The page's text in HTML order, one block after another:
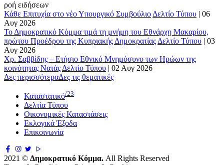
ροή ειδήσεων
Κάθε Επιτυχία στο νέο Υπουργικό Συμβούλιο Δελτίο Τύπου | 06
Αυγ 2026
Το Δημοκρατικό Κόμμα τιμά τη μνήμη του Εθνάρχη Μακαρίου,
πρώτου Προέδρου της Κυπριακής Δημοκρατίας Δελτίο Τύπου | 03
Αυγ 2026
Χρ. Σαββίδης – Ετήσιο Εθνικό Μνημόσυνο των Ηρώων της
κοινότητας Νατάς Δελτίο Τύπου | 02 Αυγ 2026
Δες περισσότεραΔες τις θεματικές
Καταστατικό/23
Δελτία Τύπου
Οικονομικές Καταστάσεις
Εκλογικά Έξοδα
Επικοινωνία
2021 © Δημοκρατικό Κόμμα. All Rights Reserved